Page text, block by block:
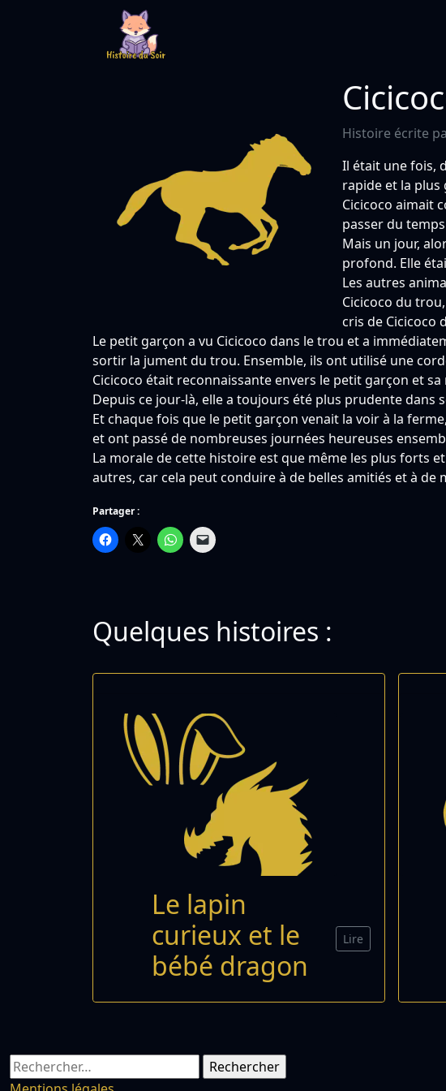
Histoire écrite
Il était une fois,
rapide et la plus
Cicicoco aimait
passer du
Mais un jour,
profond. Elle
Les autres
Cicicoco du
cris de Cicicoco
Le petit garçon a vu Cicicoco dans le trou et a
sortir la jument du trou. Ensemble, ils ont utilisé une
Cicicoco était reconnaissante envers le petit garçon et
Depuis ce jour-là, elle a toujours été plus prudente dans
Et chaque fois que le petit garçon venait la voir à la
et ont passé de nombreuses journées heureuses
La morale de cette histoire est que même les plus forts
autres, car cela peut conduire à de belles amitiés et à de
Partager :
Quelques histoires :
Le lapin
curieux et le
bébé dragon
Lire
Rechercher :